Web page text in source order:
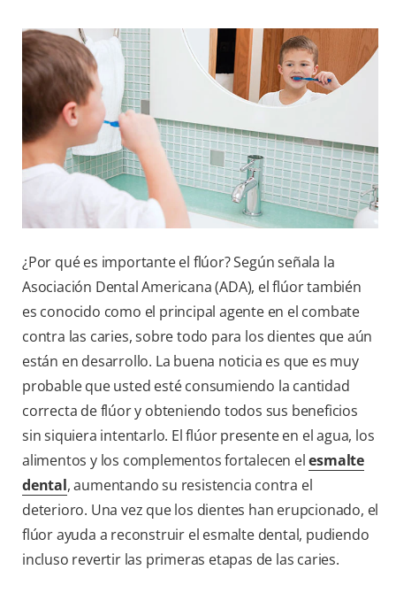
PARA PROFESIONALES
DO (ES)
SUSCRÍBASE
¿Por qué es importante el flúor? Según señala la
Asociación Dental Americana (ADA), el flúor también
es conocido como el principal agente en el combate
contra las caries, sobre todo para los dientes que aún
están en desarrollo. La buena noticia es que es muy
probable que usted esté consumiendo la cantidad
correcta de flúor y obteniendo todos sus beneficios
sin siquiera intentarlo. El flúor presente en el agua, los
alimentos y los complementos fortalecen elesmalte
dental, aumentando su resistencia contra el
deterioro. Una vez que los dientes han erupcionado, el
flúor ayuda a reconstruir el esmalte dental, pudiendo
incluso revertir las primeras etapas de las caries.